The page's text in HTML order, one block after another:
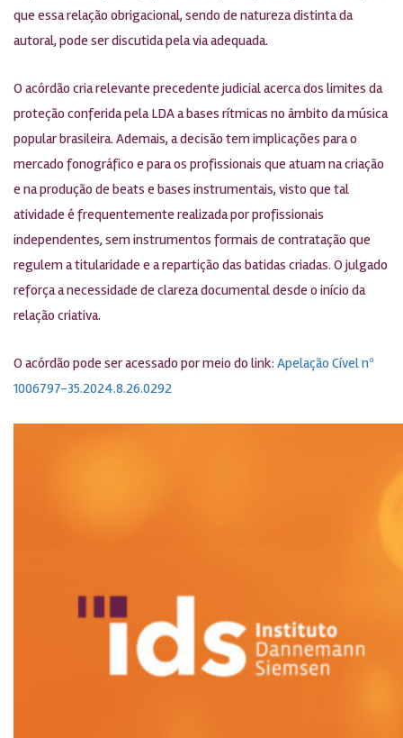
que essa relação obrigacional, sendo de natureza distinta da
autoral, pode ser discutida pela via adequada.
O acórdão cria relevante precedente judicial acerca dos limites da
proteção conferida pela LDA a bases rítmicas no âmbito da música
popular brasileira. Ademais, a decisão tem implicações para o
mercado fonográfico e para os profissionais que atuam na criação
e na produção de beats e bases instrumentais, visto que tal
atividade é frequentemente realizada por profissionais
independentes, sem instrumentos formais de contratação que
regulem a titularidade e a repartição das batidas criadas. O julgado
reforça a necessidade de clareza documental desde o início da
relação criativa.
O acórdão pode ser acessado por meio do link: Apelação Cível nº
1006797-35.2024.8.26.0292